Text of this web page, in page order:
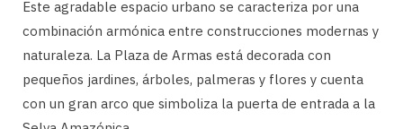
Este agradable espacio urbano se caracteriza por una
combinación armónica entre construcciones modernas y
naturaleza. La Plaza de Armas está decorada con
pequeños jardines, árboles, palmeras y flores y cuenta
con un gran arco que simboliza la puerta de entrada a la